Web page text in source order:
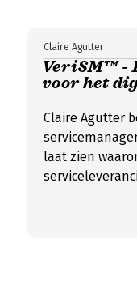
VeriSM™ -
voor het
Claire Agutter
Claire Agutter
laat zien